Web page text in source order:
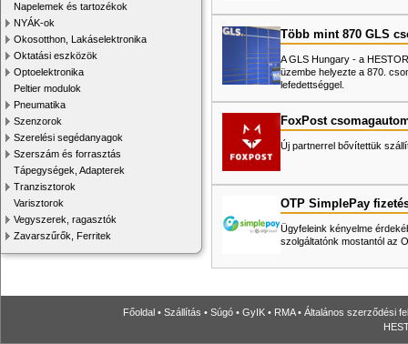
Napelemek és tartozékok
NYÁK-ok
Okosotthon, Lakáselektronika
Oktatási eszközök
Optoelektronika
Peltier modulok
Pneumatika
Szenzorok
Szerelési segédanyagok
Szerszám és forrasztás
Tápegységek, Adapterek
Tranzisztorok
Varisztorok
Vegyszerek, ragasztók
Zavarszűrők, Ferritek
Több mint 870 GLS
A GLS Hungary - a
üzembe helyezte a 870.
lefedettséggel.
FoxPost
Új partnerrel bővítettük
OTP SimplePay
Ügyfeleink kényelme
szolgáltatónk mostantól az
Főoldal • Szállítás • Súgó • GyIK • RMA• Általános szerződési